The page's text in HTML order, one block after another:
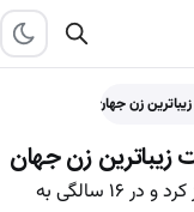
زن جهان
زن جهان
نگین فعالیت حرفه‌ای خود را از سنین پایین آغاز کرد و در ۱۶ سالگی به